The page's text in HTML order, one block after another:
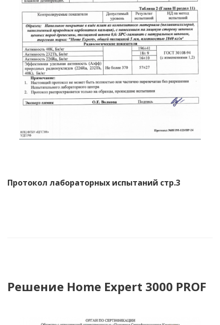
Протокол лабораторных испытаний стр.3
Решение Home Expert 3000 PROF